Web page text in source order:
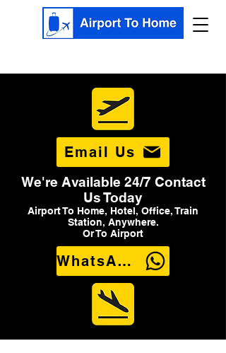
Email Us
We're Available 24/7 Contact
Us Today
Airport To Home, Hotel, Office, Train
Station, Anywhere.
Or To Airport
WhatsApp Us